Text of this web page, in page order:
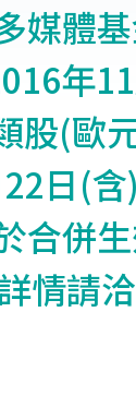
媒體
年
股(歐
日(
合併
情請